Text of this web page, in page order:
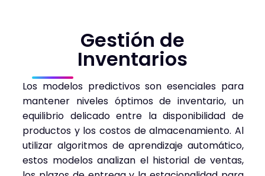
Gestión de
Inventarios
Los modelos predictivos son esenciales para
mantener niveles óptimos de inventario, un
equilibrio delicado entre la disponibilidad de
productos y los costos de almacenamiento. Al
utilizar algoritmos de aprendizaje automático,
estos modelos analizan el historial de ventas,